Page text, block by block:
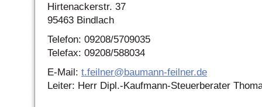
Hirtenackerstr. 37
95463 Bindlach
Telefon: 09208/5709035
Telefax: 09208/588034
E-Mail: t.feilner@baumann-feilner.de
Leiter: Herr Dipl.-Kaufmann-Steuerberater